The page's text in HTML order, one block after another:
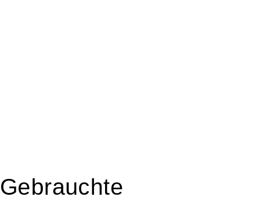
Gebrauchte